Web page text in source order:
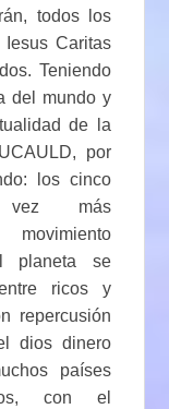
todos los
Iesus Caritas
Teniendo
del mundo y
de la
por
los cinco
vez más
planeta se
ricos y
repercusión
dios dinero
países
con el